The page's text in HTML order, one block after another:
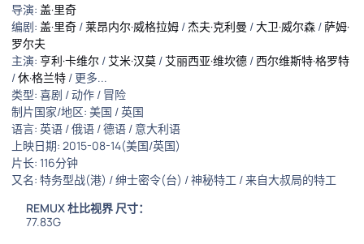
导演: 盖·里奇
编剧: 盖·里奇 /莱昂内尔·威格拉姆 / 杰夫·克利曼 /大卫·威尔森 /萨姆·
罗尔夫
主演: 亨利·卡维尔 /艾米·汉莫 /艾丽西亚·维坎德 /西尔维斯特·格罗特
/休·格兰特 / 更多...
类型: 喜剧 / 动作 / 冒险
制片国家/地区: 美国 / 英国
语言: 英语 / 俄语 / 德语 / 意大利语
上映日期: 2015-08-14(美国/英国)
片长: 116分钟
又名: 特务型战(港) / 绅士密令(台) / 神秘特工 / 来自大叔局的特工
REMUX 杜比视界 尺寸：
77.83G